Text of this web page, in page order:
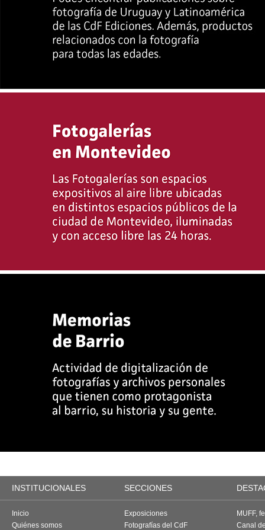
INSTITUCIONALES SECCIONES
Inicio
Quiénes somos
Exposiciones
Fotografías del CdF
MUFF,
Canal